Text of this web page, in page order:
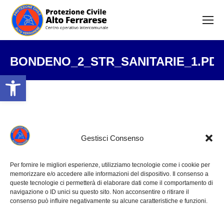
Open toolbar
Gestisci Consenso
Per fornire le migliori esperienze, utilizziamo tecnologie come i cookie per
memorizzare e/o accedere alle informazioni del dispositivo. Il consenso a
queste tecnologie ci permetterà di elaborare dati come il comportamento di
navigazione o ID unici su questo sito. Non acconsentire o ritirare il
consenso può influire negativamente su alcune caratteristiche e funzioni.